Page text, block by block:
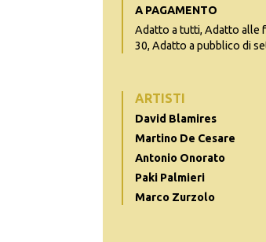
A PAGAMENTO
Adatto a tutti, Adatto alle
30, Adatto a pubblico di
ARTISTI
David Blamires
Martino De Cesare
Antonio Onorato
Paki Palmieri
Marco Zurzolo